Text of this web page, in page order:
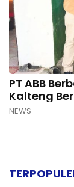
PT ABB
Kalteng
NEWS